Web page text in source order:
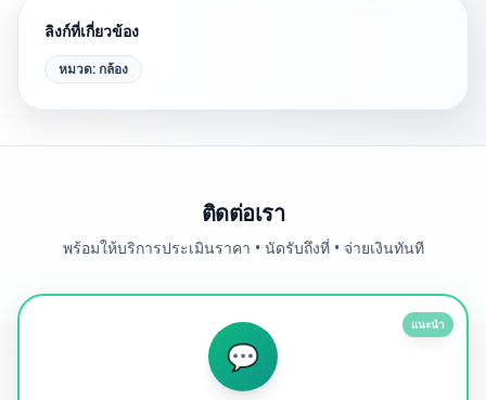
ลิงก์ที่เกี่ยวข้อง
หมวด:กล้อง
ติดต่อเรา
พร้อมให้บริการประเมินราคา • นัดรับถึงที่ • จ่ายเงินทันที
แนะนำ
💬